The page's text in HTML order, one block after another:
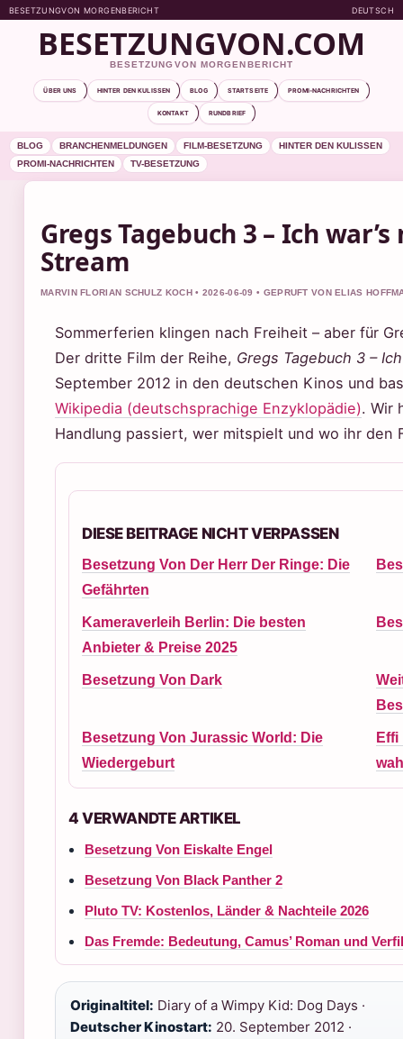
BESETZUNGVON MORGENBERICHT DEUTSCH
BESETZUNGVON.COM
BESETZUNGVON MORGENBERICHT
ÜBER UNS HINTER DEN KULISSEN BLOG STARTSEITE PROMI-NACHRICHTEN
KONTAKT RUNDBRIEF
BLOG BRANCHENMELDUNGEN FILM-BESETZUNG
HINTER DEN KULISSEN
PROMI-NACHRICHTEN
TV-BESETZUNG
Gregs Tagebuch 3 – Ich
Stream
MARVIN FLORIAN SCHULZ KOCH • 2026-06-09 • GEPRUFT VON ELIAS
Sommerferien klingen nach Freiheit – aber für
Der dritte Film der Reihe, Gregs Tagebuch 3 –
September 2012 in den deutschen Kinos und
Wikipedia (deutschsprachige Enzyklopädie). Wir
Handlung passiert, wer mitspielt und wo ihr den
DIESE BEITRAGE NICHT VERPASSEN
Besetzung Von Der Herr Der Ringe: Die
Gefährten
Kameraverleih Berlin: Die besten
Anbieter & Preise 2025
Besetzung Von Dark
Besetzung Von Jurassic World: Die
Wiedergeburt
4 VERWANDTE ARTIKEL
Besetzung Von Eiskalte Engel
Besetzung Von Black Panther 2
Pluto TV: Kostenlos, Länder & Nachteile 2026
Das Fremde: Bedeutung, Camus’ Roman und
Originaltitel: Diary of a Wimpy Kid: Dog Days ·
Deutscher Kinostart: 20. September 2012 ·